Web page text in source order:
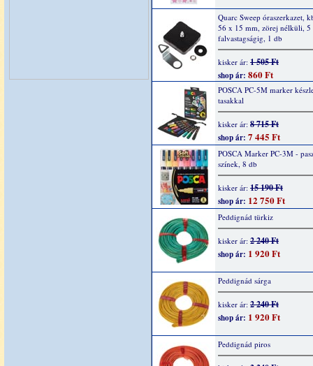
Quarc Sweep óraszerkazet,
56 x 15 mm, zörej nélküli, 5
falvastagságig, 1 db
kisker ár: 1 505 Ft
shop ár: 860 Ft
POSCA PC-5M marker
tasakkal
kisker ár: 8 715 Ft
shop ár: 7 445 Ft
POSCA Marker PC-3M -
színek, 8 db
kisker ár: 15 190 Ft
shop ár: 12 750 Ft
Peddignád türkiz
kisker ár: 2 240 Ft
shop ár: 1 920 Ft
Peddignád sárga
kisker ár: 2 240 Ft
shop ár: 1 920 Ft
Peddignád piros